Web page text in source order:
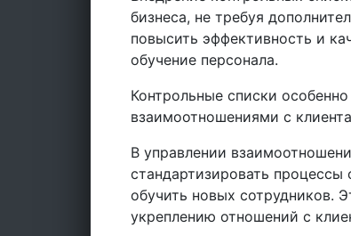
бизнеса, не требуя
повысить эффективность и
обучение персонала.
Контрольные списки
взаимоотношениями с
В управлении
стандартизировать
обучить новых сотрудников.
укреплению отношений с